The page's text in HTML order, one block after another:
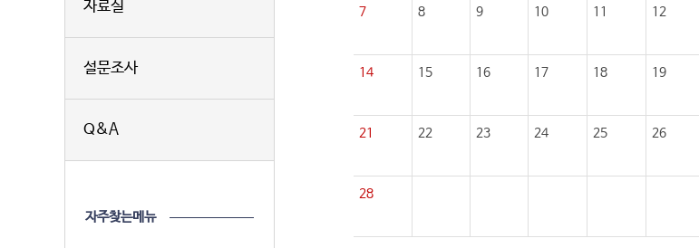
자료실
설문조사
Q&A
자주찾는메뉴
7 8 9 10 11 12
14 15 16 17 18 19
21 22 23 24 25 26
28